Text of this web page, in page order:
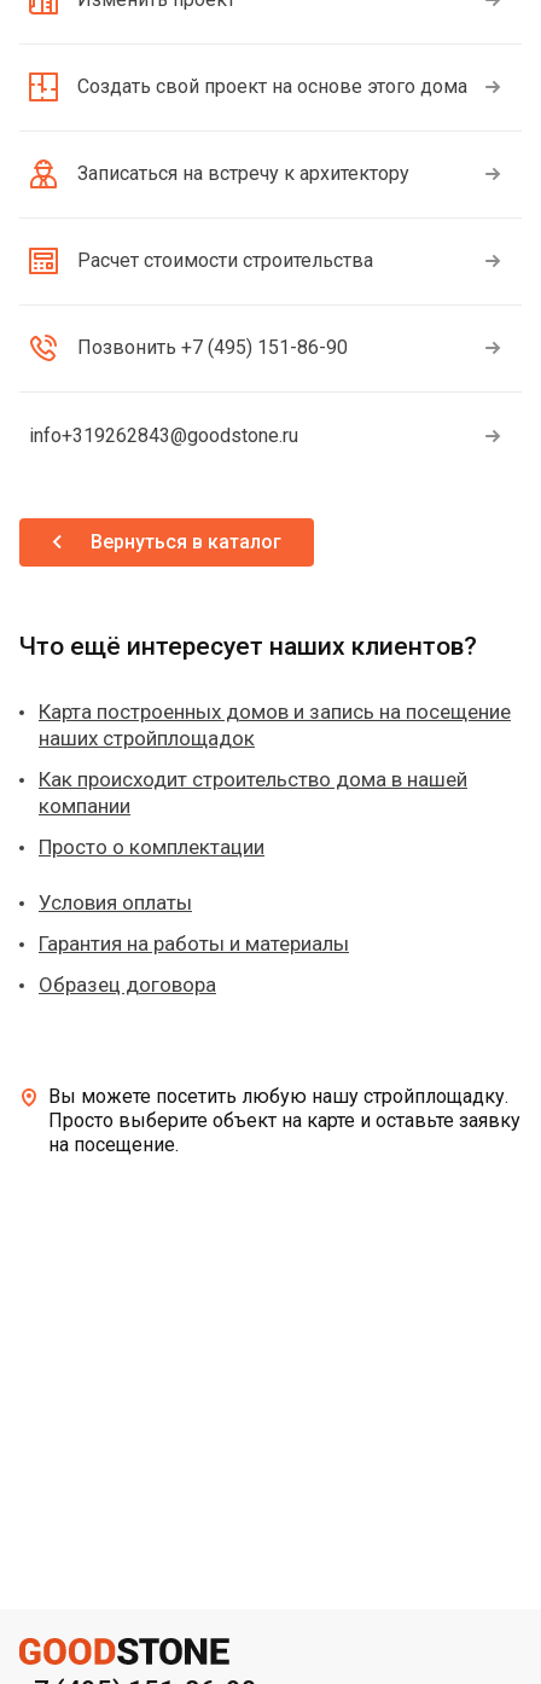
Создать свой проект на основе этого дома
Записаться на встречу к архитектору
Расчет стоимости строительства
Позвонить +7 (495) 151-86-90
info+319262843@goodstone.ru
Вернуться в каталог
Что ещё интересует наших клиентов?
Карта построенных домов и запись на посещение
наших стройплощадок
Как происходит строительство дома в нашей
компании
Просто о комплектации
Условия оплаты
Гарантия на работы и материалы
Образец договора
Вы можете посетить любую нашу стройплощадку.
Просто выберите объект на карте и оставьте заявку
на посещение.